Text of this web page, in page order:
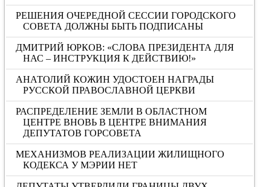
РЕШЕНИЯ ОЧЕРЕДНОЙ СЕССИИ ГОРОДСКОГО
СОВЕТА ДОЛЖНЫ БЫТЬ ПОДПИСАНЫ
ДМИТРИЙ ЮРКОВ: «CЛОВА ПРЕЗИДЕНТА ДЛЯ
НАС – ИНСТРУКЦИЯ К ДЕЙСТВИЮ!»
АНАТОЛИЙ КОЖИН УДОСТОЕН НАГРАДЫ
РУССКОЙ ПРАВОСЛАВНОЙ ЦЕРКВИ
РАСПРЕДЕЛЕНИЕ ЗЕМЛИ В ОБЛАСТНОМ
ЦЕНТРЕ ВНОВЬ В ЦЕНТРЕ ВНИМАНИЯ
ДЕПУТАТОВ ГОРСОВЕТА
МЕХАНИЗМОВ РЕАЛИЗАЦИИ ЖИЛИЩНОГО
КОДЕКСА У МЭРИИ НЕТ